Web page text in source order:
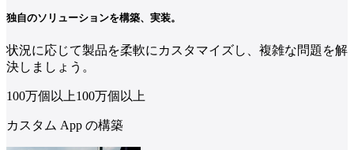
独自のソリューションを構築、実装。
状況に応じて製品を柔軟にカスタマイズし、複雑な問題を解
決しましょう。
100万個以上100万個以上
カスタム App の構築